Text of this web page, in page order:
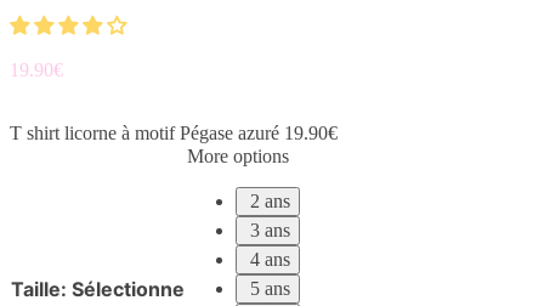
19.90€
T shirt licorne à motif Pégase azuré 19.90€
Taille: Sélectionne
More options
2 ans
3 ans
4 ans
5 ans